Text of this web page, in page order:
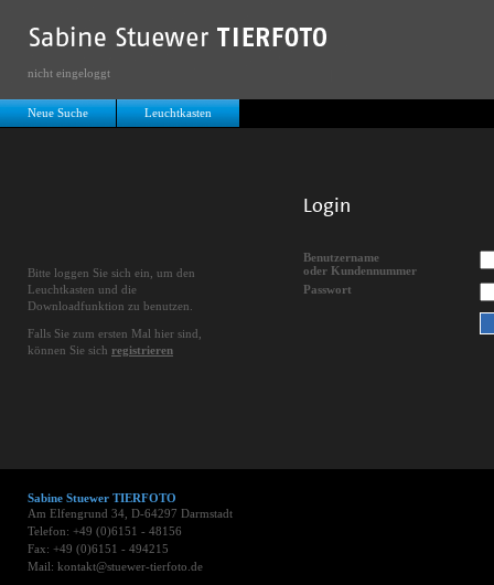
Neue Suche Leuchtkasten
Login
Benutzername
oder Kundennummer
Passwort
Bitte loggen Sie sich ein, um den
Leuchtkasten und die
Downloadfunktion zu benutzen.
Falls Sie zum ersten Mal hier sind,
können Sie sich registrieren
Sabine Stuewer TIERFOTO
Am Elfengrund 34, D-64297 Darmstadt
Telefon: +49 (0)6151 - 48156
Fax: +49 (0)6151 - 494215
Mail: kontakt@stuewer-tierfoto.de
nicht eingeloggt